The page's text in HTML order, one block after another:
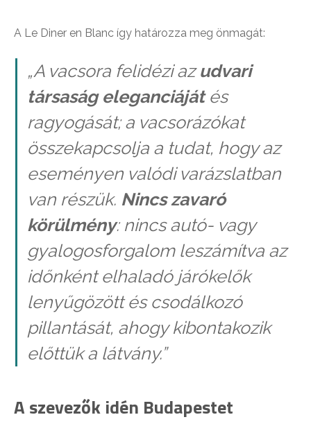
A Le Diner en Blanc így határozza meg önmagát:
„A vacsora felidézi azudvari
társaság eleganciájátés
ragyogását; a vacsorázókat
összekapcsolja a tudat, hogy az
eseményen valódi varázslatban
van részük. Nincs zavaró
körülmény: nincs autó- vagy
gyalogosforgalom leszámítva az
időnként elhaladó járókelők
lenyűgözött és csodálkozó
pillantását, ahogy kibontakozik
előttük a látvány.”
A szevezők idén Budapestet